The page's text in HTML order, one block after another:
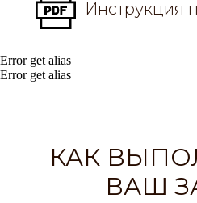
Инструкция
Error get alias
Error get alias
КАК
ВАШ